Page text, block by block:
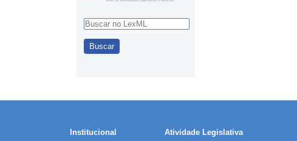
Institucional Atividade Legislativa